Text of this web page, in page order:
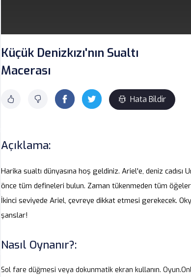
Küçük Denizkızı'nın Sualtı
Macerası
Hata Bildir
Açıklama:
Harika sualtı dünyasına hoş geldiniz. Ariel'e, deniz cadısı
önce tüm defineleri bulun. Zaman tükenmeden tüm
İkinci seviyede Ariel, çevreye dikkat etmesi gerekecek.
şanslar!
Nasıl Oynanır?:
Sol fare düğmesi veya dokunmatik ekran kullanın.